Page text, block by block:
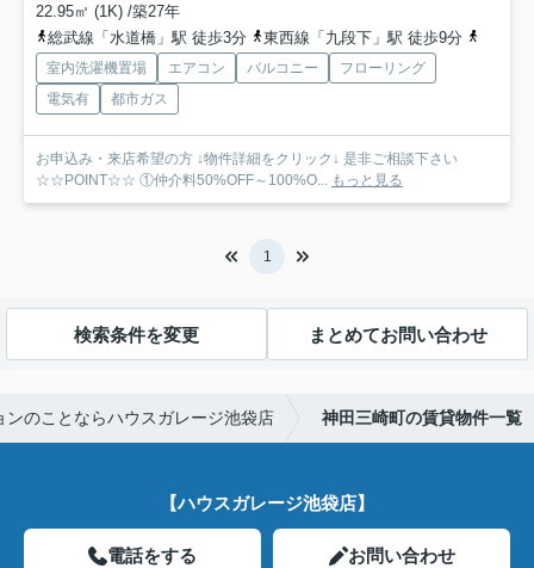
22.95㎡ (1K) /築27年
総武線「水道橋」駅 徒歩3分
東西線「九段下」駅 徒歩9分
室内洗濯機置場 エアコン バルコニー
フローリング
電気有
都市ガス
お申込み・来店希望の方 ↓物件詳細をクリック↓ 是非ご相談下さい
☆☆POINT☆☆ ①仲介料50%OFF～100%O... もっと見る
1
検索条件を変更 まとめてお問い合わせ
ンのことならハウスガレージ池袋店 神田三崎町の賃貸物件一覧
【ハウスガレージ池袋店】
電話をする お問い合わせ